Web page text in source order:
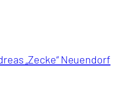
„Zecke“ Neuendorf